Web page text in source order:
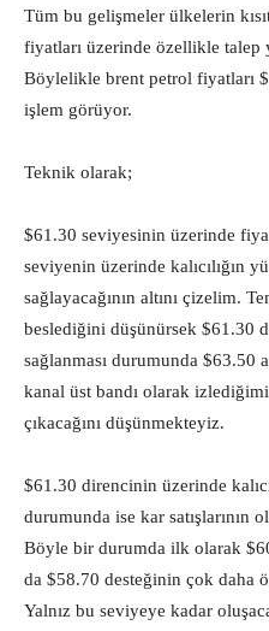
Tüm bu gelişmeler ülkelerin
fiyatları üzerinde özellikle
Böylelikle brent petrol fiyatları
işlem görüyor.
Teknik olarak;
$61.30 seviyesinin üzerinde
seviyenin üzerinde kalıcılığın
sağlayacağının altını çizelim.
beslediğini düşünürsek $61.30
sağlanması durumunda
kanal üst bandı olarak
çıkacağını düşünmekteyiz.
$61.30 direncinin üzerinde
durumunda ise kar satışlarının
Böyle bir durumda ilk olarak
da $58.70 desteğinin çok daha
Yalnız bu seviyeye kadar